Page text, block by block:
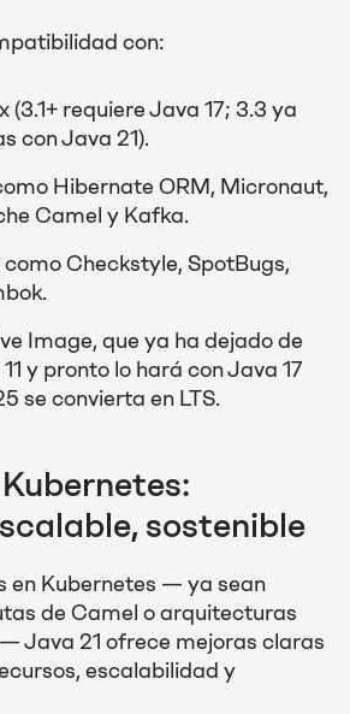
con:
(3.1+ requiere Java 17; 3.3 ya
con Java 21).
Hibernate ORM, Micronaut,
Camel y Kafka.
Checkstyle, SpotBugs,
Image, que ya ha dejado de
y pronto lo hará con Java 17
se convierta en LTS.
sostenible
en Kubernetes — ya sean
de Camel o arquitecturas
Java 21 ofrece mejoras claras
escalabilidad y